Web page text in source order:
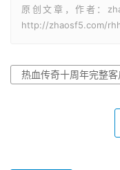
原创文章，作者：
http://zhaosf5.com/
热血传奇十周年完整